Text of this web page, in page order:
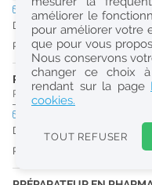
Réinitialiser
2
0
k
Consulter les offres
temps plein
Dès que possible
Publiée il y a 17 jour(s)
PRÉPARATEUR EN
Pharmacie d'Officine 27530
Dès que possible
Publiée il y a 17 jour(s)
améliorer le
pour améliorer votre
que pour vous
Nous conservons
changer ce choix
rendant sur la page
cookies.
TOUT REFUSER